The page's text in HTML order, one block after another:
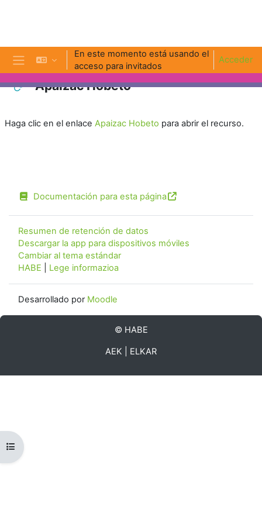
Panel lateral
En este momento está usando el
acceso para invitados
Acceder
Abrir índice del curso
Apaizac Hobeto
Haga clic en el enlace Apaizac Hobeto para abrir el recurso.
Documentación para esta página
Resumen de retención de datos
Descargar la app para dispositivos móviles
Cambiar al tema estándar
HABE
Lege informazioa
Desarrollado por Moodle
© HABE
AEK ELKAR